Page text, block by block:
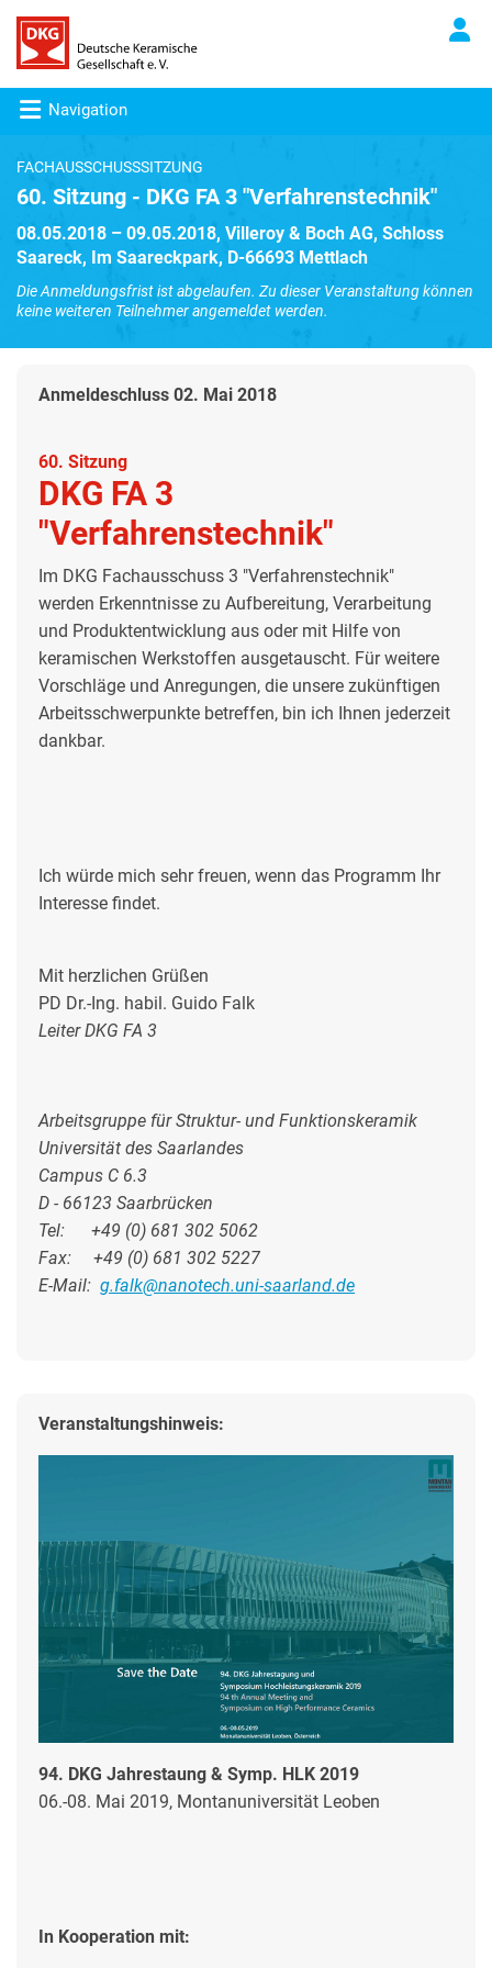
Navigation
FACHAUSSCHUSSSITZUNG
60. Sitzung - DKG FA 3 "Verfahrenstechnik"
08.05.2018 – 09.05.2018, Villeroy & Boch AG, Schloss
Saareck, Im Saareckpark, D-66693 Mettlach
Die Anmeldungsfrist ist abgelaufen. Zu dieser Veranstaltung können
keine weiteren Teilnehmer angemeldet werden.
Anmeldeschluss 02. Mai 2018
60. Sitzung
DKG FA 3
"Verfahrenstechnik"
Im DKG Fachausschuss 3 "Verfahrenstechnik"
werden Erkenntnisse zu Aufbereitung, Verarbeitung
und Produktentwicklung aus oder mit Hilfe von
keramischen Werkstoffen ausgetauscht. Für weitere
Vorschläge und Anregungen, die unsere zukünftigen
Arbeitsschwerpunkte betreffen, bin ich Ihnen jederzeit
dankbar.
Ich würde mich sehr freuen, wenn das Programm Ihr
Interesse findet.
Mit herzlichen Grüßen
PD Dr.-Ing. habil. Guido Falk
Leiter DKG FA 3
Arbeitsgruppe für Struktur- und Funktionskeramik
Universität des Saarlandes
Campus C 6.3
D - 66123 Saarbrücken
Tel: +49 (0) 681 302 5062
Fax: +49 (0) 681 302 5227
E-Mail: g.falk@nanotech.uni-saarland.de
Veranstaltungshinweis:
94. DKG Jahrestaung & Symp. HLK 2019
06.-08. Mai 2019, Montanuniversität Leoben
In Kooperation mit: